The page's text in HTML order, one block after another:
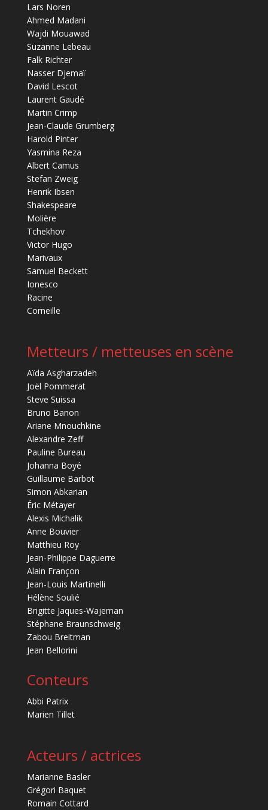
Lars Noren
Ahmed Madani
Wajdi Mouawad
Suzanne Lebeau
Falk Richter
Nasser Djemaï
David Lescot
Laurent Gaudé
Martin Crimp
Jean-Claude Grumberg
Harold Pinter
Yasmina Reza
Albert Camus
Stefan Zweig
Henrik Ibsen
Shakespeare
Molière
Tchekhov
Victor Hugo
Marivaux
Samuel Beckett
Ionesco
Racine
Corneille
Metteurs / metteuses en scène
Aïda Asgharzadeh
Joël Pommerat
Steve Suissa
Bruno Banon
Ariane Mnouchkine
Alexandre Zeff
Pauline Bureau
Johanna Boyé
Guillaume Barbot
Simon Abkarian
Éric Métayer
Alexis Michalik
Anne Bouvier
Matthieu Roy
Jean-Philippe Daguerre
Alain Françon
Jean-Louis Martinelli
Hélène Soulié
Brigitte Jaques-Wajeman
Stéphane Braunschweig
Zabou Breitman
Jean Bellorini
Conteurs
Abbi Patrix
Marien Tillet
Acteurs / actrices
Marianne Basler
Grégori Baquet
Romain Cottard